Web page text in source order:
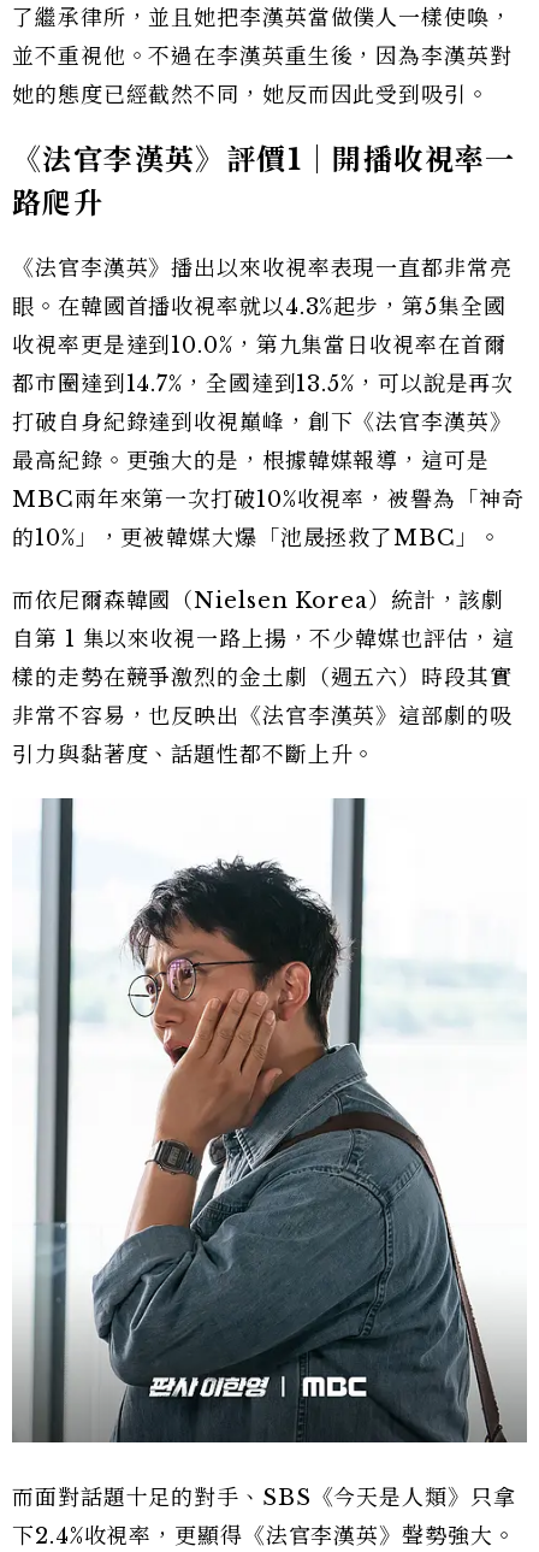
了繼承律所，並且她把李漢英當做僕人一樣使喚，
並不重視他。不過在李漢英重生後，因為李漢英對
她的態度已經截然不同，她反而因此受到吸引。
《法官李漢英》評價1｜開播收視率一
路爬升
《法官李漢英》播出以來收視率表現一直都非常亮
眼。在韓國首播收視率就以4.3%起步，第5集全國
收視率更是達到10.0%，第九集當日收視率在首爾
都市圈達到14.7%，全國達到13.5%，可以說是再次
打破自身紀錄達到收視巔峰，創下《法官李漢英》
最高紀錄。更強大的是，根據韓媒報導，這可是
MBC兩年來第一次打破10%收視率，被譽為「神奇
的10%」，更被韓媒大爆「池晟拯救了MBC」。
而依尼爾森韓國（Nielsen Korea）統計，該劇
自第 1 集以來收視一路上揚，不少韓媒也評估，這
樣的走勢在競爭激烈的金土劇（週五六）時段其實
非常不容易，也反映出《法官李漢英》這部劇的吸
引力與黏著度、話題性都不斷上升。
而面對話題十足的對手、SBS《今天是人類》只拿
下2.4%收視率，更顯得《法官李漢英》聲勢強大。